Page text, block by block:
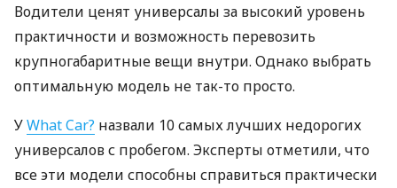
Водители ценят универсалы за высокий уровень
практичности и возможность перевозить
крупногабаритные вещи внутри. Однако выбрать
оптимальную модель не так-то просто.
УWhat Car? назвали 10 самых лучших недорогих
универсалов с пробегом. Эксперты отметили, что
все эти модели способны справиться практически